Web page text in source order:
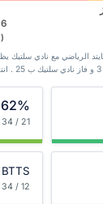
6 تعادلات
(17%)
62%
21 / 34 المباريات
BTTS
12 / 34 المباريات